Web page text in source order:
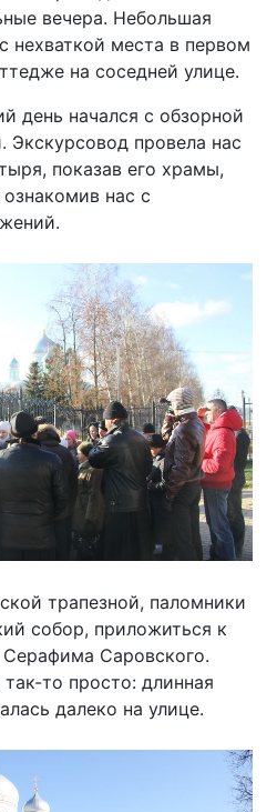
вечера. Небольшая
нехваткой места в первом
на соседней улице.
день начался с обзорной
Экскурсовод провела нас
показав его храмы,
нас с
трапезной, паломники
собор, приложиться к
Саровского.
то просто: длинная
далеко на улице.